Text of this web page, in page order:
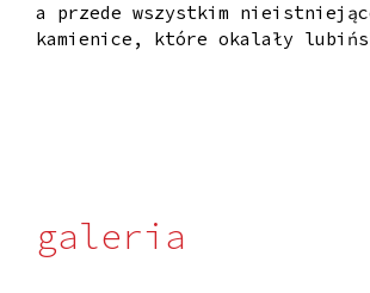
a przede wszystkim
kamienice, które okalały
galeria